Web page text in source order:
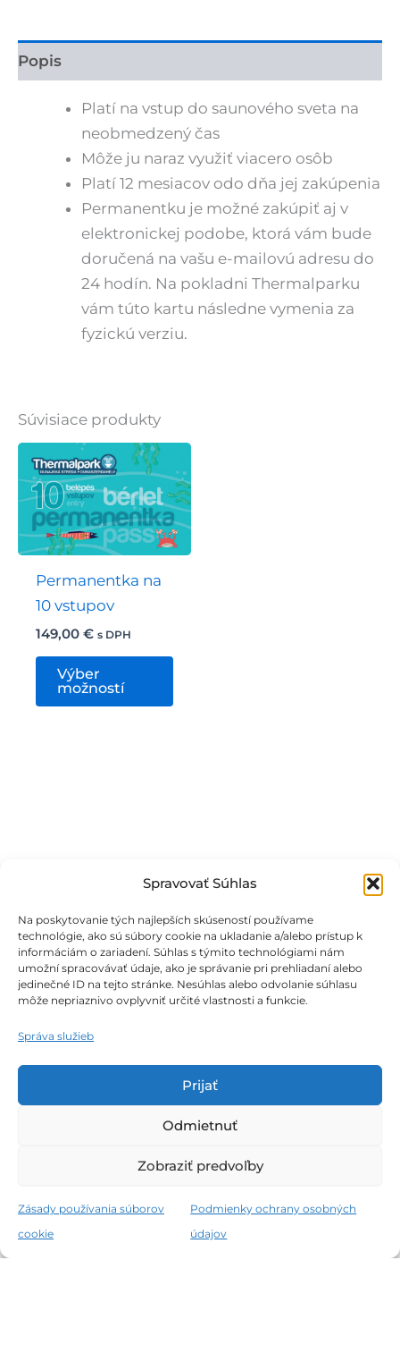
Spravovať Súhlas
Na poskytovanie tých najlepších skúseností používame
technológie, ako sú súbory cookie na ukladanie a/alebo prístup k
informáciám o zariadení. Súhlas s týmito technológiami nám
umožní spracovávať údaje, ako je správanie pri prehliadaní alebo
jedinečné ID na tejto stránke. Nesúhlas alebo odvolanie súhlasu
môže nepriaznivo ovplyvniť určité vlastnosti a funkcie.
Správa služieb
Prijať
Odmietnuť
Zobraziť predvoľby
Zásady používania súborov
cookie
Podmienky ochrany osobných
údajov
Popis
Platí na vstup do saunového sveta na
neobmedzený čas
Môže ju naraz využiť viacero osôb
Platí 12 mesiacov odo dňa jej zakúpenia
Permanentku je možné zakúpiť aj v
elektronickej podobe, ktorá vám bude
doručená na vašu e-mailovú adresu do
24 hodín. Na pokladni Thermalparku
vám túto kartu následne vymenia za
fyzickú verziu.
Súvisiace produkty
Permanentka na
10 vstupov
149,00€ s DPH
Výber
možností
Tento
má
na
produktu.
Zásady používania súborov cookie
Všetky práva vyhradené © 2026 THERMALPARK E-SHOP